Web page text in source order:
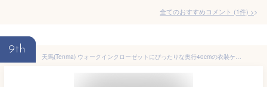
全てのおすすめコメント (1件) >
9th
天馬(Tenma) ウォークインクローゼットにぴったりな奥行40cmの衣装ケース カバゾコ 45深型 完成品 引出しの抜け落ちを防ぐストッパー付き収納ケース 収納しているものが把握できる半透明のクリアカラー 収納ボックス プラスチック 【組立不要】 【色 ホワイト】 【サイズ 45